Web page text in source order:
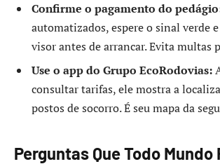
Confirme o pagamento do
automatizados, espere o sinal verde e
visor antes de arrancar. Evita multas
Use o app do Grupo EcoRodovias:
consultar tarifas, ele mostra a
postos de socorro. É seu mapa da
Perguntas Que Todo Mundo